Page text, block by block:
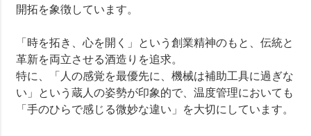
開拓を象徴しています。
「時を拓き、心を開く」という創業精神のもと、伝統と
革新を両立させる酒造りを追求。
特に、「人の感覚を最優先に、機械は補助工具に過ぎな
い」という蔵人の姿勢が印象的で、温度管理においても
「手のひらで感じる微妙な違い」を大切にしています。